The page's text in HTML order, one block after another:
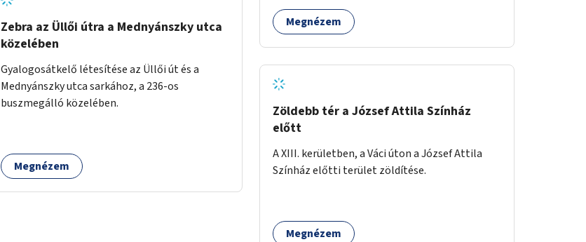
Zebra az Üllői útra a Mednyánszky utca
közelében
Gyalogosátkelő létesítése az Üllői út és a
Mednyánszky utca sarkához, a 236-os
buszmegálló közelében.
Megnézem
Megnézem
Zöldebb tér a József Attila Színház
előtt
A XIII. kerületben, a Váci úton a József Attila
Színház előtti terület zöldítése.
Megnézem